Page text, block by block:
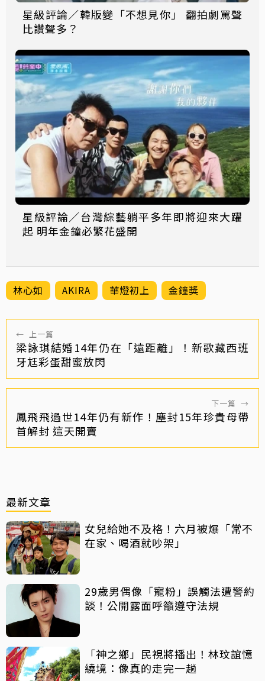
星級評論／韓版變「不想見你」 翻拍劇罵聲
比讚聲多？
星級評論／台灣綜藝躺平多年即將迎來大躍
起 明年金鐘必繁花盛開
林心如 AKIRA 華燈初上 金鐘獎
← 上一篇
梁詠琪結婚14年仍在「遠距離」！新歌藏西班
牙尪彩蛋甜蜜放閃
下一篇 →
鳳飛飛過世14年仍有新作！塵封15年珍貴母帶
首解封 這天開賣
最新文章
女兒給她不及格！六月被爆「常不
在家、喝酒就吵架」
29歲男偶像「寵粉」誤觸法遭警約
談！公開露面呼籲遵守法規
「神之鄉」民視將播出！林玟誼憶
繞境：像真的走完一趟